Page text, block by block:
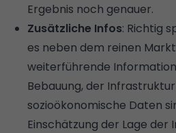
Ergebnis noch genauer.
Zusätzliche Infos: Richtig
es neben dem reinen
weiterführende
Bebauung, der
sozioökonomische Daten
Einschätzung der Lage